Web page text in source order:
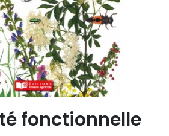
fonctionnelle